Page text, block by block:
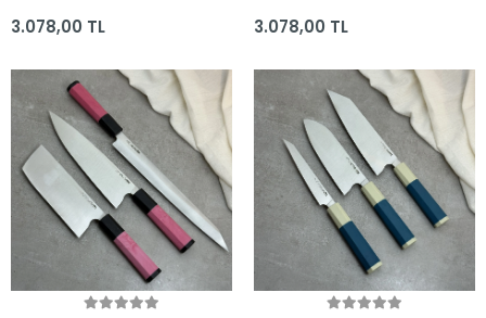
(205mm, 165mm,
Yapımı Bıçaklar
3.078,00 TL
(205mm, 225mm,
Yapımı Bıçaklar
3.078,00 TL